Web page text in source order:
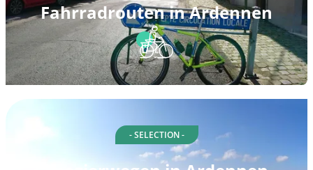
Fahrradrouten in Ardennen
- SELECTION -